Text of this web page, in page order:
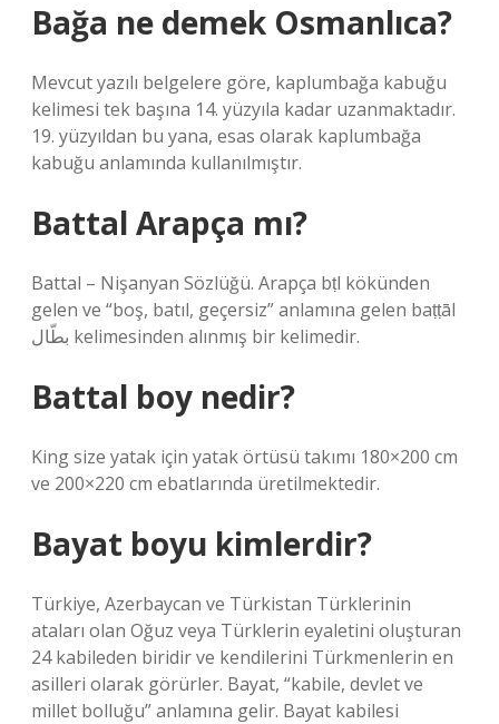
Bağa ne demek Osmanlıca?
Mevcut yazılı belgelere göre, kaplumbağa kabuğu
kelimesi tek başına 14. yüzyıla kadar uzanmaktadır.
19. yüzyıldan bu yana, esas olarak kaplumbağa
kabuğu anlamında kullanılmıştır.
Battal Arapça mı?
Battal – Nişanyan Sözlüğü. Arapça bṭl kökünden
gelen ve “boş, batıl, geçersiz” anlamına gelen baṭṭāl
بطّال kelimesinden alınmış bir kelimedir.
Battal boy nedir?
King size yatak için yatak örtüsü takımı 180×200 cm
ve 200×220 cm ebatlarında üretilmektedir.
Bayat boyu kimlerdir?
Türkiye, Azerbaycan ve Türkistan Türklerinin
ataları olan Oğuz veya Türklerin eyaletini oluşturan
24 kabileden biridir ve kendilerini Türkmenlerin en
asilleri olarak görürler. Bayat, “kabile, devlet ve
millet bolluğu” anlamına gelir. Bayat kabilesi